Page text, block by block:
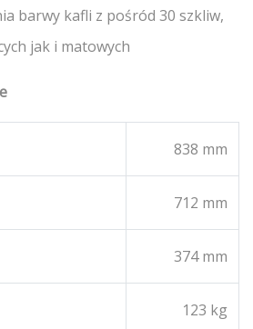
barwy kafli z pośród 30 szkliw,
jak i matowych
838 mm
712 mm
374 mm
123 kg